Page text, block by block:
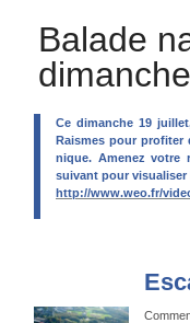
Balade
dimanche
Ce dimanche 19
Raismes pour profiter
nique. Amenez votre
suivant pour
http://www.weo.fr/